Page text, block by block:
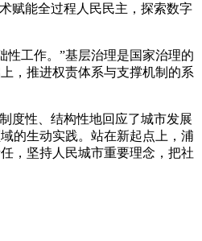
赋能全过程人民民主，探索数字
性工作。”基层治理是国家治理的
，推进权责体系与支撑机制的系
度性、结构性地回应了城市发展
的生动实践。站在新起点上，浦
，坚持人民城市重要理念，把社